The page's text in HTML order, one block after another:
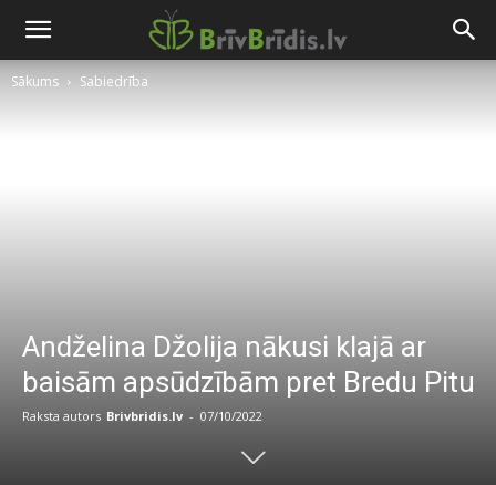
Sākums Sabiedrība
Andželina Džolija nākusi klajā ar
baisām apsūdzībām pret Bredu Pitu
Raksta autors Brivbridis.lv - 07/10/2022